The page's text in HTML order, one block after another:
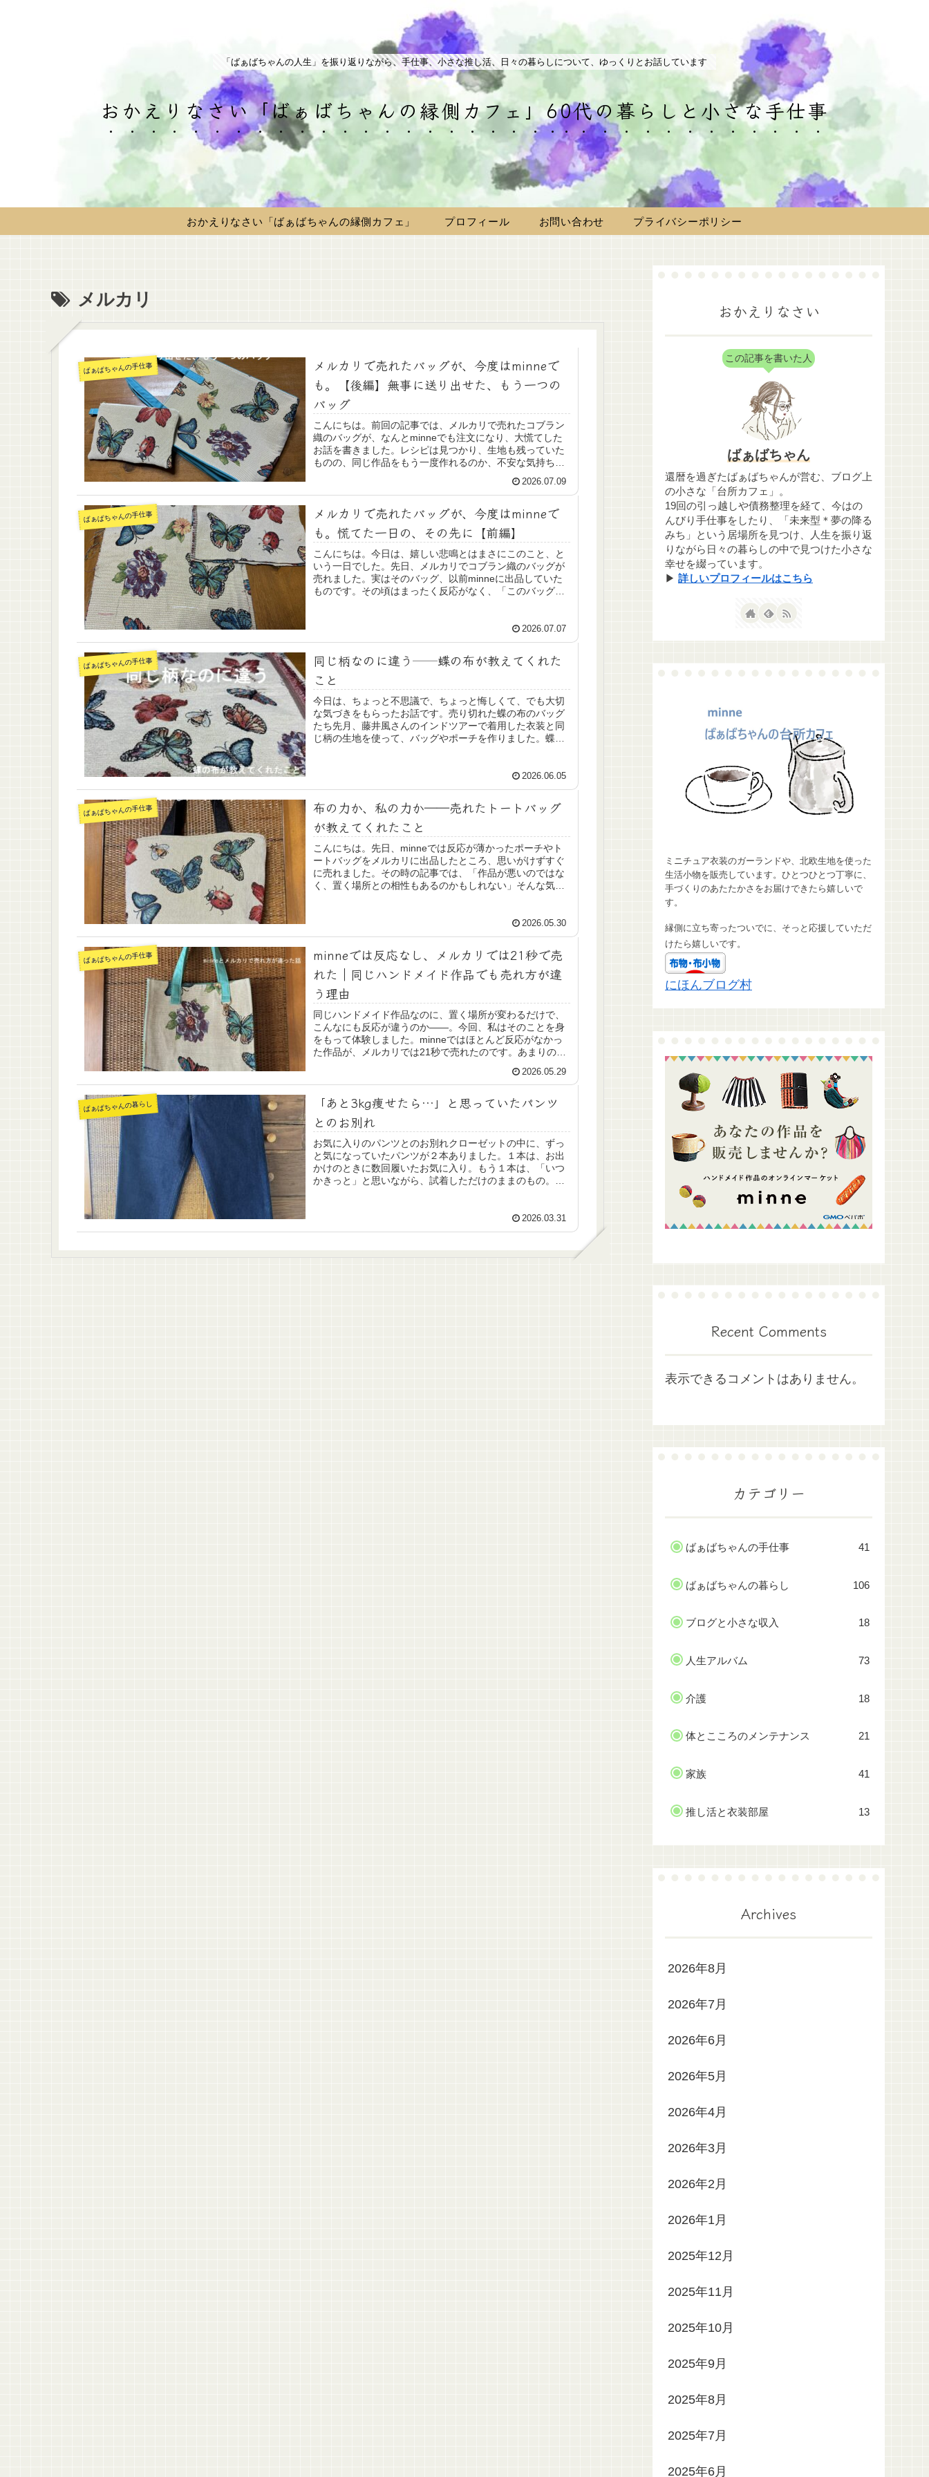
「ばぁばちゃんの人生」を振り返りながら、手仕事、小さな推し活、日々の暮らしについて、ゆっくりとお話しています
おかえりなさい「ばぁばちゃんの縁側カフェ」60代の暮らしと小さな手仕事
おかえりなさい「ばぁばちゃんの縁側カフェ」 プロフィール お問い合わせ プライバシーポリシー
メルカリ
ばぁばちゃんの手仕事
メルカリで売れたバッグが、今度はminneで
も。【後編】無事に送り出せた、もう一つの
バッグ
こんにちは。前回の記事では、メルカリで売れたコブラン
織のバッグが、なんとminneでも注文になり、大慌てした
お話を書きました。レシピは見つかり、生地も残っていた
ものの、同じ作品をもう一度作れるのか、不安な気持ちも
2026.07.09
ばぁばちゃんの手仕事
メルカリで売れたバッグが、今度はminneで
も。慌てた一日の、その先に【前編】
こんにちは。今日は、嬉しい悲鳴とはまさにこのこと、と
いう一日でした。先日、メルカリでコブラン織のバッグが
売れました。実はそのバッグ、以前minneに出品していた
ものです。その頃はまったく反応がなく、「このバッグは
2026.07.07
ばぁばちゃんの手仕事
同じ柄なのに違う──蝶の布が教えてくれた
こと
今日は、ちょっと不思議で、ちょっと悔しくて、でも大切
な気づきをもらったお話です。売り切れた蝶の布のバッグ
たち先月、藤井風さんのインドツアーで着用した衣装と同
じ柄の生地を使って、バッグやポーチを作りました。蝶や
2026.06.05
ばぁばちゃんの手仕事
布の力か、私の力か――売れたトートバッグ
が教えてくれたこと
こんにちは。先日、minneでは反応が薄かったポーチやト
ートバッグをメルカリに出品したところ、思いがけずすぐ
に売れました。その時の記事では、「作品が悪いのではな
く、置く場所との相性もあるのかもしれない」そんな気づ
2026.05.30
ばぁばちゃんの手仕事
minneでは反応なし、メルカリでは21秒で売
れた｜同じハンドメイド作品でも売れ方が違
う理由
同じハンドメイド作品なのに、置く場所が変わるだけで、
こんなにも反応が違うのか――。今回、私はそのことを身
をもって体験しました。minneではほとんど反応がなかっ
た作品が、メルカリでは21秒で売れたのです。あまりの違
2026.05.29
ばぁばちゃんの暮らし
「あと3kg痩せたら…」と思っていたパンツ
とのお別れ
お気に入りのパンツとのお別れクローゼットの中に、ずっ
と気になっていたパンツが２本ありました。１本は、お出
かけのときに数回履いたお気に入り。もう１本は、「いつ
かきっと」と思いながら、試着しただけのままのもの。ど
2026.03.31
おかえりなさい
この記事を書いた人
ばぁばちゃん
還暦を過ぎたばぁばちゃんが営む、ブログ上
の小さな「台所カフェ」。
19回の引っ越しや債務整理を経て、今はの
んびり手仕事をしたり、「未来型＊夢の降る
みち」という居場所を見つけ、人生を振り返
りながら日々の暮らしの中で見つけた小さな
幸せを綴っています。
▶ 詳しいプロフィールはこちら
ミニチュア衣装のガーランドや、北欧生地を使った
生活小物を販売しています。ひとつひとつ丁寧に、
手づくりのあたたかさをお届けできたら嬉しいで
す。
縁側に立ち寄ったついでに、そっと応援していただ
けたら嬉しいです。
にほんブログ村
Recent Comments
表示できるコメントはありません。
カテゴリー
ばぁばちゃんの手仕事 41
ばぁばちゃんの暮らし 106
ブログと小さな収入 18
人生アルバム 73
介護 18
体とこころのメンテナンス 21
家族 41
推し活と衣装部屋 13
Archives
2026年8月
2026年7月
2026年6月
2026年5月
2026年4月
2026年3月
2026年2月
2026年1月
2025年12月
2025年11月
2025年10月
2025年9月
2025年8月
2025年7月
2025年6月